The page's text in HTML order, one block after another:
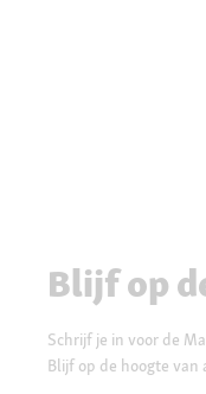
Blijf op
Schrijf je in voor de
Blijf op de hoogte van